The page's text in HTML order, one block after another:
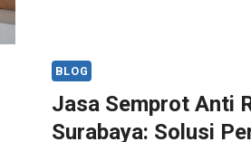
BLOG
Jasa Semprot Anti
Surabaya: Solusi